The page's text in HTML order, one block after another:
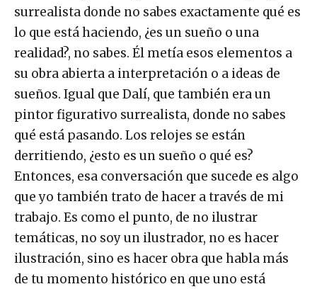
surrealista donde no sabes exactamente qué es
lo que está haciendo, ¿es un sueño o una
realidad?, no sabes. Él metía esos elementos a
su obra abierta a interpretación o a ideas de
sueños. Igual que Dalí, que también era un
pintor figurativo surrealista, donde no sabes
qué está pasando. Los relojes se están
derritiendo, ¿esto es un sueño o qué es?
Entonces, esa conversación que sucede es algo
que yo también trato de hacer a través de mi
trabajo. Es como el punto, de no ilustrar
temáticas, no soy un ilustrador, no es hacer
ilustración, sino es hacer obra que habla más
de tu momento histórico en que uno está